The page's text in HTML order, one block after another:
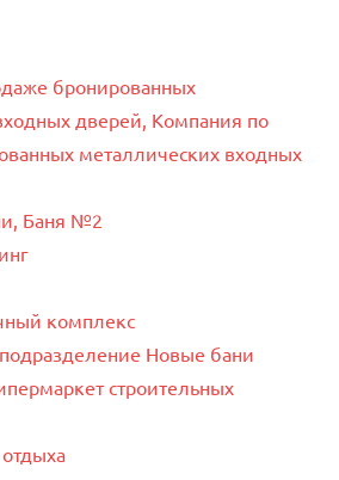
бронированных
дверей, Компания по
металлических входных
Баня №2
комплекс
Новые бани
строительных